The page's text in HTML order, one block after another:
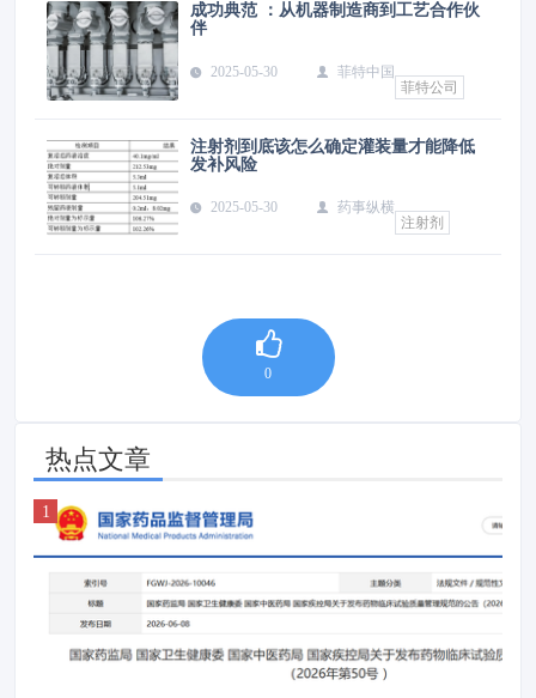
成功典范 ：从机器制造商到工艺合作伙
伴
2025-05-30
菲特中国
菲特公司
注射剂到底该怎么确定灌装量才能降低
发补风险
2025-05-30
药事纵横
注射剂
0
热点文章